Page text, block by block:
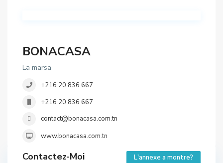
BONACASA
La marsa
+216 20 836 667
+216 20 836 667
contact@bonacasa.com.tn
www.bonacasa.com.tn
Contactez-Moi L'annexe a montre?